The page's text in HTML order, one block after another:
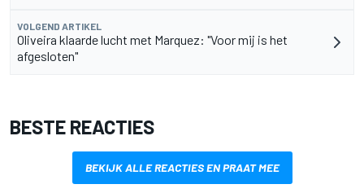
VOLGEND ARTIKEL
Oliveira klaarde lucht met Marquez: "Voor mij is het
afgesloten"
BESTE REACTIES
BEKIJK ALLE REACTIES EN PRAAT MEE